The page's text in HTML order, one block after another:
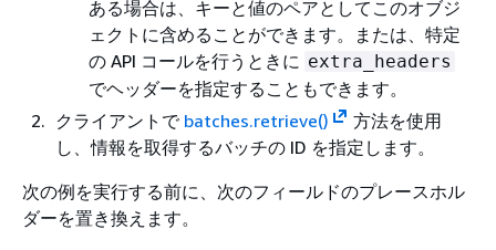
ある場合は、キーと値のペアとしてこのオブジ
ェクトに含めることができます。または、特定
の API コールを行うときに extra_headers
でヘッダーを指定することもできます。
クライアントで batches.retrieve()
方法を使用
し、情報を取得するバッチの ID を指定します。
次の例を実行する前に、次のフィールドのプレースホル
ダーを置き換えます。